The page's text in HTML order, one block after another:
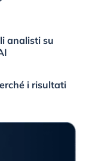
analisti su
i risultati